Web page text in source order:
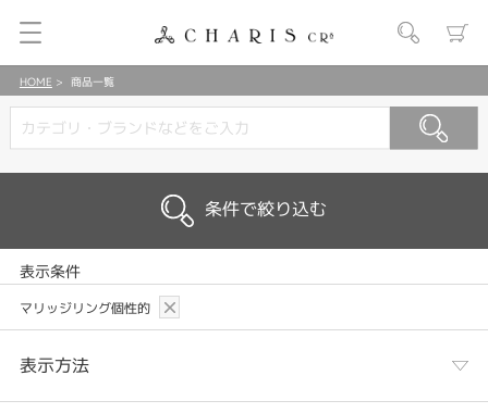
HOME 商品一覧
条件で絞り込む
表示条件
マリッジリング個性的
表示方法